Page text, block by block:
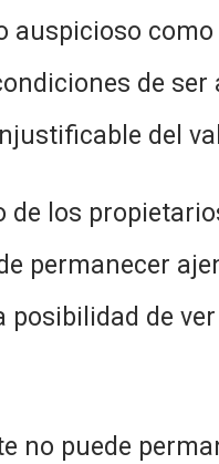
auspicioso
de
del
los
permanecer
de
no puede